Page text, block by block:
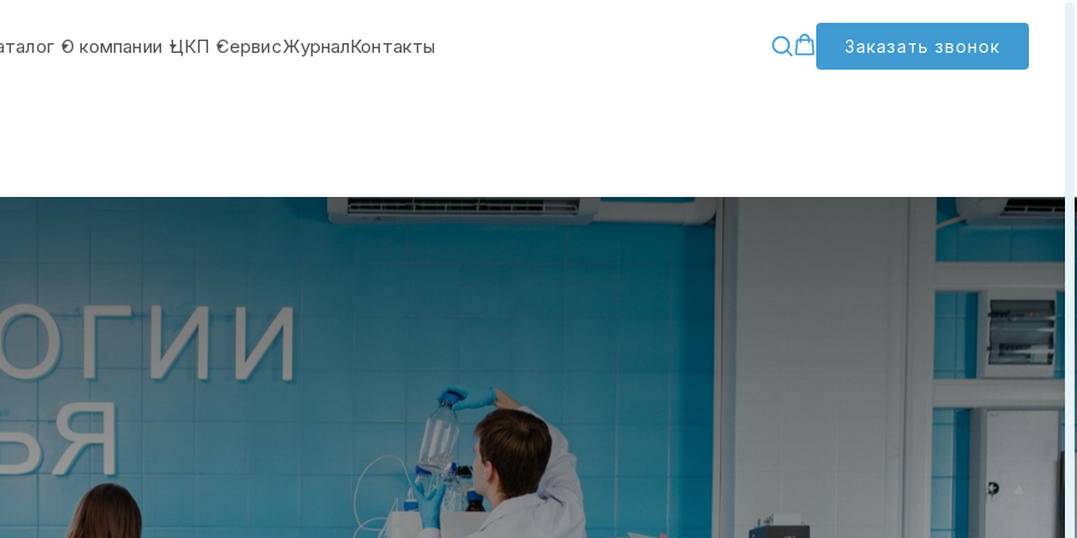
О компании ЦКП СервисЖурналКонтакты Заказать звонок